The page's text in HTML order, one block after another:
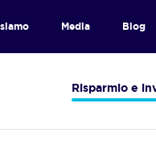
Media Blog
Risparmio e